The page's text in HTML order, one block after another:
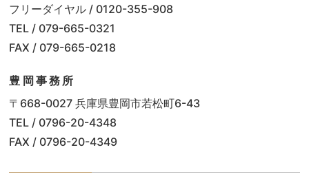
フリーダイヤル / 0120-355-908
TEL / 079-665-0321
FAX / 079-665-0218
豊岡事務所
〒668-0027 兵庫県豊岡市若松町6-43
TEL / 0796-20-4348
FAX / 0796-20-4349